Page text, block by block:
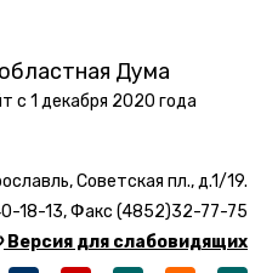
Дума
с 1 декабря 2020 года
Советская пл., д.1/19.
18-13, Факс (4852)32-77-75
Версия для слабовидящих